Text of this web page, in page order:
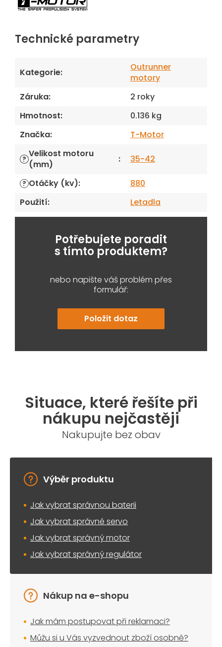
Technické parametry
Kategorie:
Outrunner
motory
Záruka:
2 roky
Hmotnost:
0.136 kg
Značka: T-Motor
? Velikost motoru
(mm)
: 35-42
? Otáčky (kv):
880
Použití: Letadla
Potřebujete poradit
s tímto produktem?
nebo napište váš problém přes
formulář:
Položit dotaz
Situace, které řešíte při
nákupu nejčastěji
Nakupujte bez obav
Výběr produktu
Jak vybrat správnou baterii
Jak vybrat správné servo
Jak vybrat správný motor
Jak vybrat správný regulátor
Nákup na e-shopu
Jak mám postupovat při reklamaci?
Můžu si u Vás vyzvednout zboží osobně?